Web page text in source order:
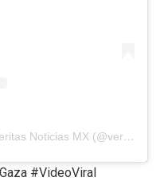
Una publicación compartida por Veritas Noticias MX (@veritasnoticiasmx)
#VideoViral